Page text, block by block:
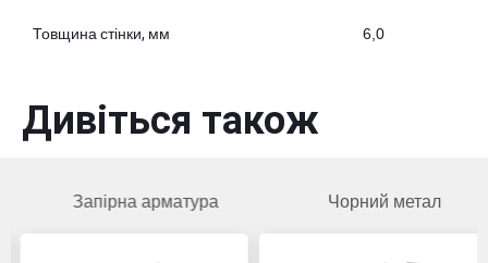
Товщина стінки, мм 6,0
Дивіться також
Запірна арматура Чорний метал